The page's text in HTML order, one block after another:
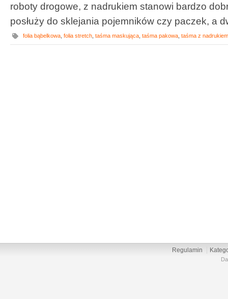
roboty drogowe, z nadrukiem stanowi bardzo
posłuży do sklejania pojemników czy paczek, a
folia bąbelkowa folia stretch taśma maskująca taśma pakowa taśma z nadrukiem
Regulamin